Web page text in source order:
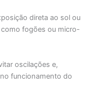
direta ao sol ou
fogões ou micro-
oscilações e,
funcionamento do